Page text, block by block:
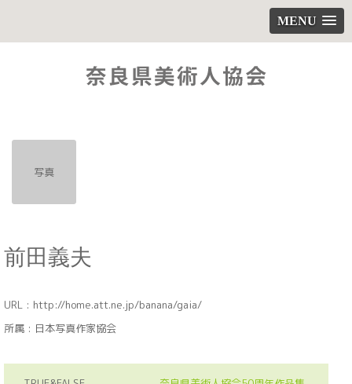
MENU
写真
前田義夫
URL : http://home.att.ne.jp/banana/gaia/
所属 : 日本写真作家協会